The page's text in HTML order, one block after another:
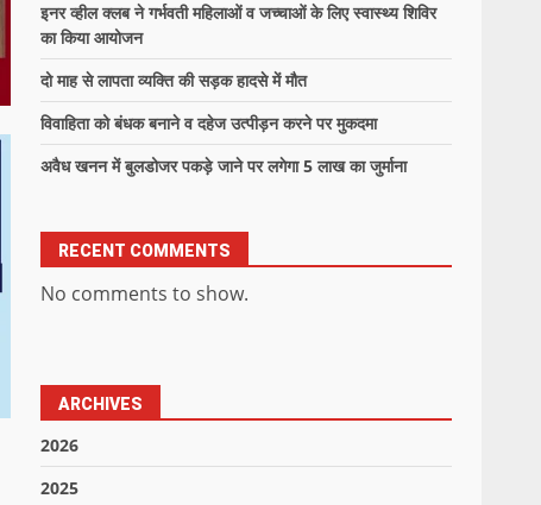
इनर व्हील क्लब ने गर्भवती महिलाओं व जच्चाओं के लिए स्वास्थ्य शिविर
का किया आयोजन
दो माह से लापता व्यक्ति की सड़क हादसे में मौत
विवाहिता को बंधक बनाने व दहेज उत्पीड़न करने पर मुकदमा
अवैध खनन में बुलडोजर पकड़े जाने पर लगेगा 5 लाख का जुर्माना
RECENT COMMENTS
No comments to show.
ARCHIVES
2026
2025